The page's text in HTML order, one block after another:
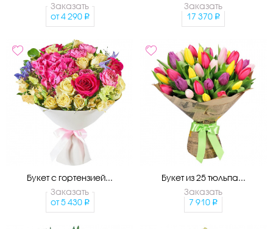
Заказать
от 4 290
Заказать
17 370
Букет с гортензией...
Заказать
от 5 430
Букет из 25 тюльпа...
Заказать
7 910